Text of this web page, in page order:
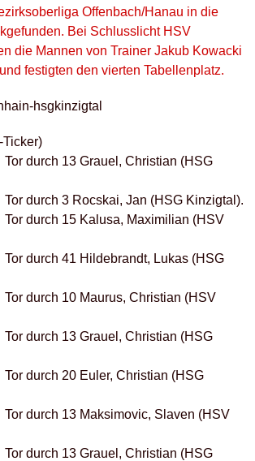
Offenbach/Hanau in die
Bei Schlusslicht HSV
die Mannen von Trainer Jakub Kowacki
festigten den vierten Tabellenplatz.
Ticker)
durch 13 Grauel, Christian (HSG
durch 3 Rocskai, Jan (HSG Kinzigtal).
durch 15 Kalusa, Maximilian (HSV
durch 41 Hildebrandt, Lukas (HSG
durch 10 Maurus, Christian (HSV
durch 13 Grauel, Christian (HSG
durch 20 Euler, Christian (HSG
durch 13 Maksimovic, Slaven (HSV
durch 13 Grauel, Christian (HSG